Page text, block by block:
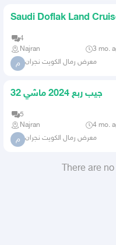
Saudi Doflak Land
4
Najran
3 mo.
م معرض رمال الكويت نجران
جيب ربع 2024 ماشي 32
5
Najran
4 mo.
م معرض رمال الكويت نجران
There are